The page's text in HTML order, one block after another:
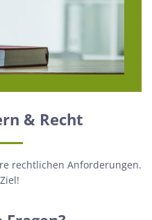
& Recht
rechtlichen Anforderungen.